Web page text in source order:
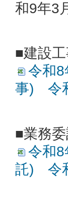
和9年3
■建設
令和8
事) 令
■業務
令和8
託) 令